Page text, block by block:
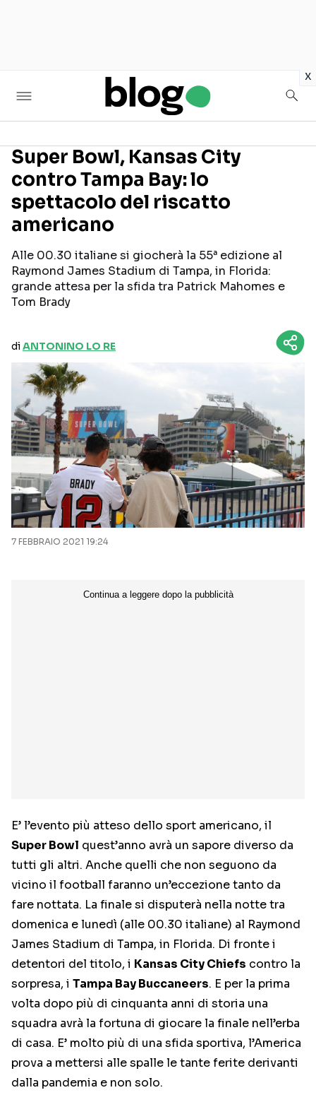
x
Seguici sui social
Super Bowl, Kansas City
contro Tampa Bay: lo
spettacolo del riscatto
americano
Alle 00.30 italiane si giocherà la 55ª edizione al
Raymond James Stadium di Tampa, in Florida:
grande attesa per la sfida tra Patrick Mahomes e
Tom Brady
diANTONINO LO RE
7 FEBBRAIO 2021 19:24
E’ l’evento più atteso dello sport americano, il
Super Bowl quest’anno avrà un sapore diverso da
tutti gli altri. Anche quelli che non seguono da
vicino il football faranno un’eccezione tanto da
fare nottata. La finale si disputerà nella notte tra
domenica e lunedì (alle 00.30 italiane) al Raymond
James Stadium di Tampa, in Florida. Di fronte i
detentori del titolo, i Kansas City Chiefs contro la
sorpresa, i Tampa Bay Buccaneers. E per la prima
volta dopo più di cinquanta anni di storia una
squadra avrà la fortuna di giocare la finale nell’erba
di casa. E’ molto più di una sfida sportiva, l’America
prova a mettersi alle spalle le tante ferite derivanti
dalla pandemia e non solo.